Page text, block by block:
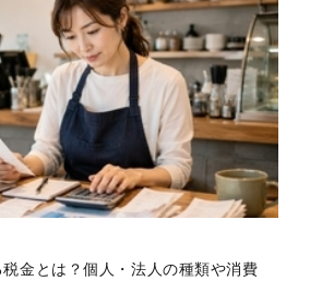
金とは？個人・法人の種類や消費